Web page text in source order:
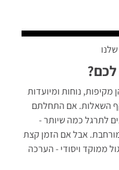
נוחות ומיועדות
השאלות. אם התחלתם
לתרגל כמה שיותר -
אבל אם הזמן קצת
ממוקד ויסודי - הערכה